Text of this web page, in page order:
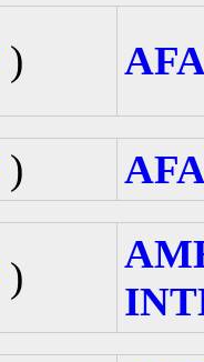
)
)
)